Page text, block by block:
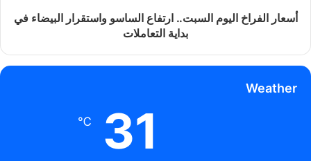
أسعار الفراخ اليوم السبت.. ارتفاع الساسو واستقرار البيضاء في
بداية التعاملات
Weather
31
℃